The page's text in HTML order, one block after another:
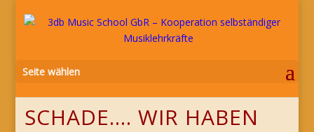
Seite wählen
SCHADE…. WIR HABEN